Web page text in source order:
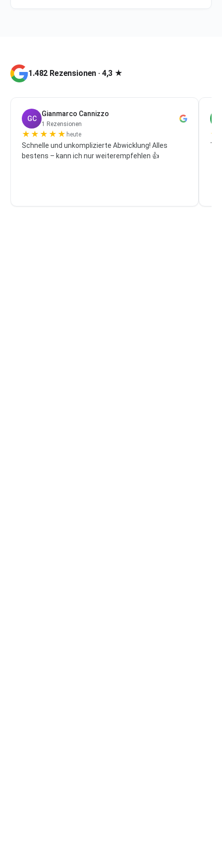
1.482 Rezensionen · 4,3 ★
GC
Gianmarco Cannizzo
1 Rezensionen
★ ★ ★ ★ ★ heute
Schnelle und unkomplizierte Abwicklung! Alles
bestens – kann ich nur weiterempfehlen 👍
★